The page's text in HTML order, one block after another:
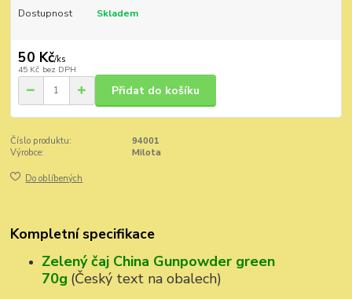
Dostupnost Skladem
50 Kč/ks
45 Kč bez DPH
Přidat do košíku
Číslo produktu:
94001
Výrobce:
Milota
Do oblíbených
Kompletní specifikace
Zelený čaj China Gunpowder green
70g (Český text na obalech)